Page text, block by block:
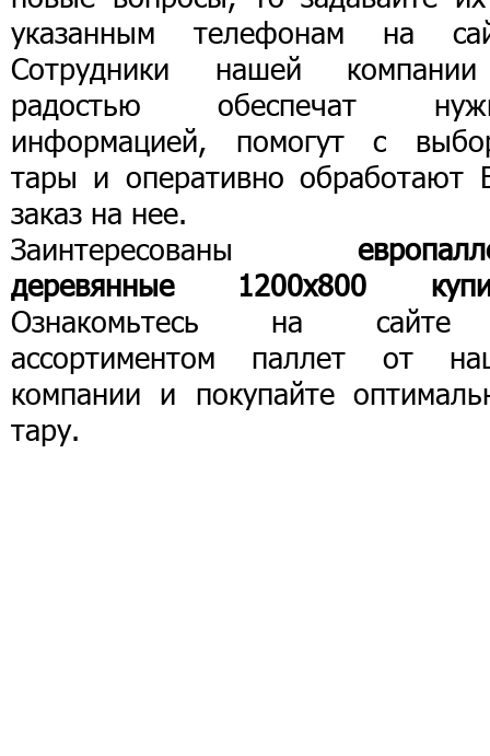
указанным телефонам на
Сотрудники нашей
радостью обеспечат
информацией, помогут с
тары и оперативно обработают
заказ на нее.
Заинтересованы
деревянные 1200х800
Ознакомьтесь на
ассортиментом паллет от
компании и покупайте
тару.